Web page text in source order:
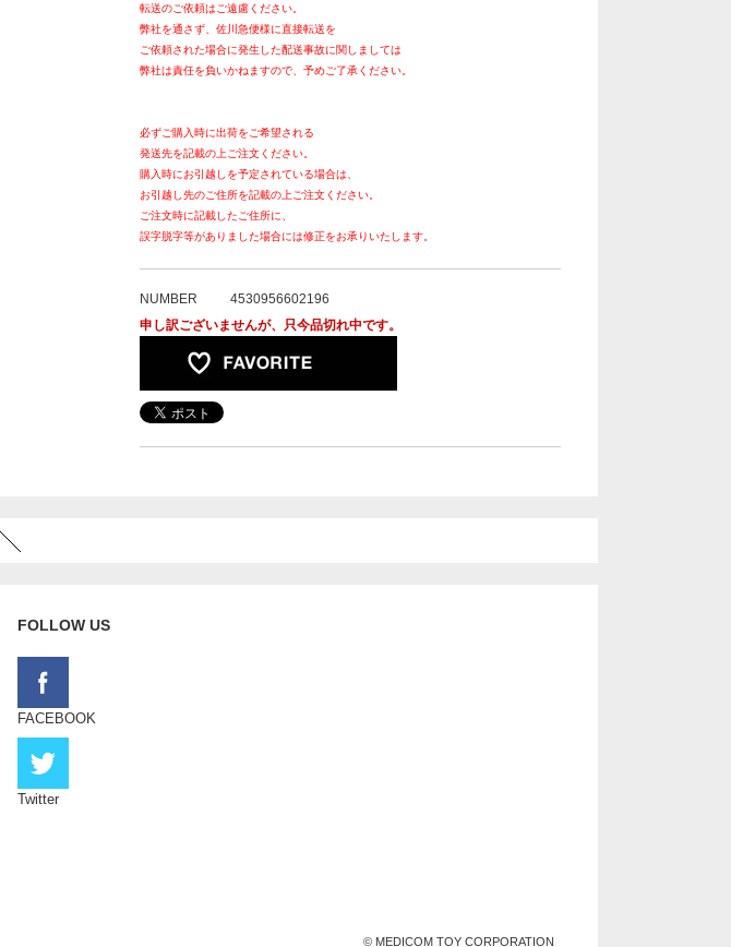
転送のご依頼はご遠慮ください。
弊社を通さず、佐川急便様に直接転送を
ご依頼された場合に発生した配送事故に関しましては
弊社は責任を負いかねますので、予めご了承ください。
必ずご購入時に出荷をご希望される
発送先を記載の上ご注文ください。
購入時にお引越しを予定されている場合は、
お引越し先のご住所を記載の上ご注文ください。
ご注文時に記載したご住所に、
誤字脱字等がありました場合には修正をお承りいたします。
NUMBER
4530956602196
申し訳ございませんが、只今品切れ中です。
FOLLOW US
FACEBOOK
Twitter
© MEDICOM TOY CORPORATION